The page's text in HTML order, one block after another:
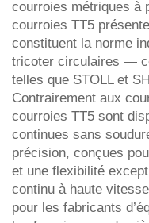
courroies métriques à
courroies TT5
constituent la norme
tricoter circulaires —
telles que STOLL et
Contrairement aux
courroies TT5 sont
continues sans
précision, conçues
et une flexibilité
continu à haute
pour les fabricants